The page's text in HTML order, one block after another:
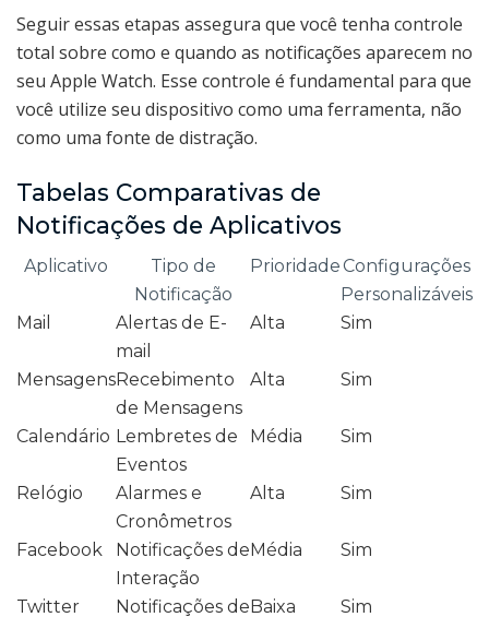
Seguir essas etapas assegura que você tenha controle
total sobre como e quando as notificações aparecem no
seu Apple Watch. Esse controle é fundamental para que
você utilize seu dispositivo como uma ferramenta, não
como uma fonte de distração.
Tabelas Comparativas de
Notificações de Aplicativos
Aplicativo
Tipo de
Notificação
PrioridadeConfigurações
Personalizáveis
Mail
Alertas de E-
mail
Alta Sim
MensagensRecebimento
de Mensagens
Alta Sim
Calendário Lembretes de
Eventos
Média Sim
Relógio
Alarmes e
Cronômetros
Alta Sim
Facebook
Notificações de
Interação
Média Sim
Twitter Notificações de Baixa Sim